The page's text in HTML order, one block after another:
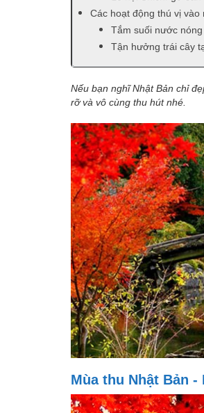
Các hoạt động thú vị vào
Tắm suối nước
Tận hưởng trái cây
Nếu bạn nghĩ Nhật Bản chỉ
rỡ và vô cùng thu hút nhé.
Mùa thu Nhật Bản -